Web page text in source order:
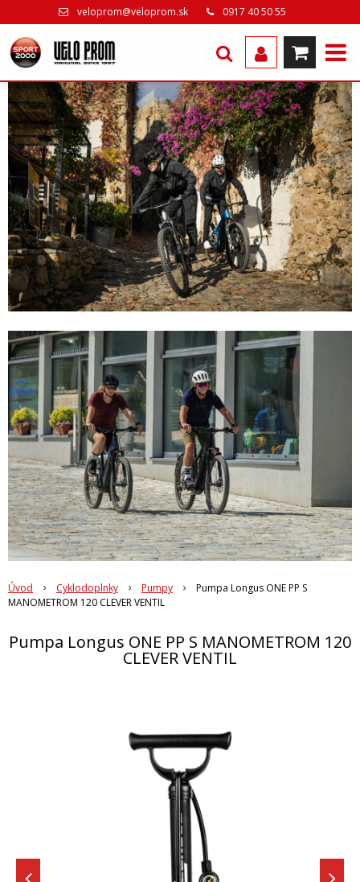
veloprom@veloprom.sk 0917 40 50 55
Úvod Cyklodoplnky Pumpy
Pumpa Longus ONE PP S
MANOMETROM 120 CLEVER VENTIL
Pumpa Longus ONE PP S MANOMETROM 120
CLEVER VENTIL